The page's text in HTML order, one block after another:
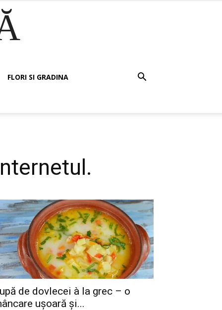
FLORI SI GRADINA
de dovlecei à la grec – o
ușoară și...